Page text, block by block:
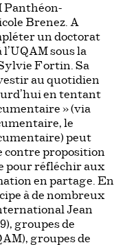
Panthéon-
Brenez. A
un doctorat
sous la
Fortin. Sa
au quotidien
en tentant
» (via
le
peut
contre proposition
pour réfléchir aux
en partage. En
à de nombreux
Jean
groupes de
groupes de